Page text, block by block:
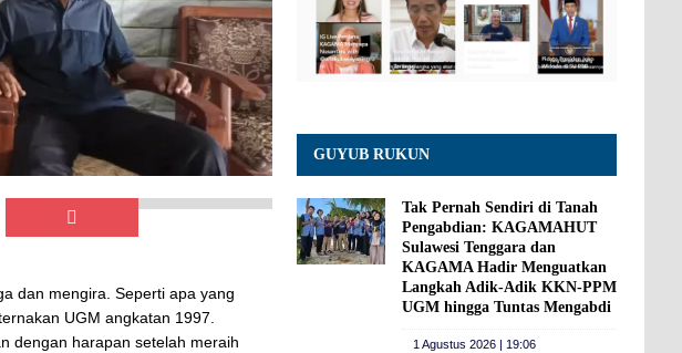
dan mengira. Seperti apa yang
UGM angkatan 1997.
dengan harapan setelah meraih
GUYUB RUKUN
Tak Pernah Sendiri di Tanah
Pengabdian: KAGAMAHUT
Sulawesi Tenggara dan
KAGAMA Hadir Menguatkan
Langkah Adik-Adik KKN-PPM
UGM hingga Tuntas Mengabdi
1 Agustus 2026 | 19:06